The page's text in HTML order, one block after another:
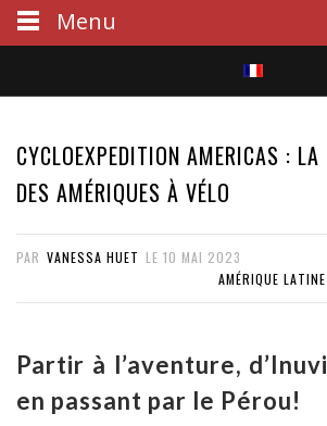
S
c
CYCLOEXPEDITION AMERICAS : LA
DES AMÉRIQUES À VÉLO
PAR VANESSA HUET LE 10 MAI 2023
AMÉRIQUE LATINE
Partir à l’aventure,
en passant par le Pérou!
Menu